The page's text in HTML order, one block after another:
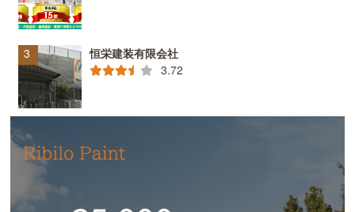
恒栄建装有限会社
3.72